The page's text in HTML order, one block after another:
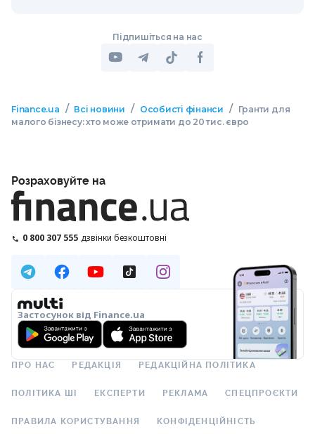
Підпишіться на нас
Finance.ua / Всі новини / Особисті фінанси /
Гранти для
малого бізнесу: хто може отримати до 20 тис. євро
Розраховуйте на
0 800 307 555 дзвінки безкоштовні
Застосунок від Finance.ua
ПРО НАС РЕДАКЦІЯ РЕДАКЦІЙНА ПОЛІТИКА
ПОЛІТИКА ШІ ЕКСПЕРТИ РЕКЛАМА СПЕЦПРОЄКТИ
ПРАВИЛА КОРИСТУВАННЯ КОНФІДЕНЦІЙНІСТЬ